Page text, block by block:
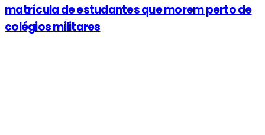
matrícula de estudantes que morem perto de
colégios militares